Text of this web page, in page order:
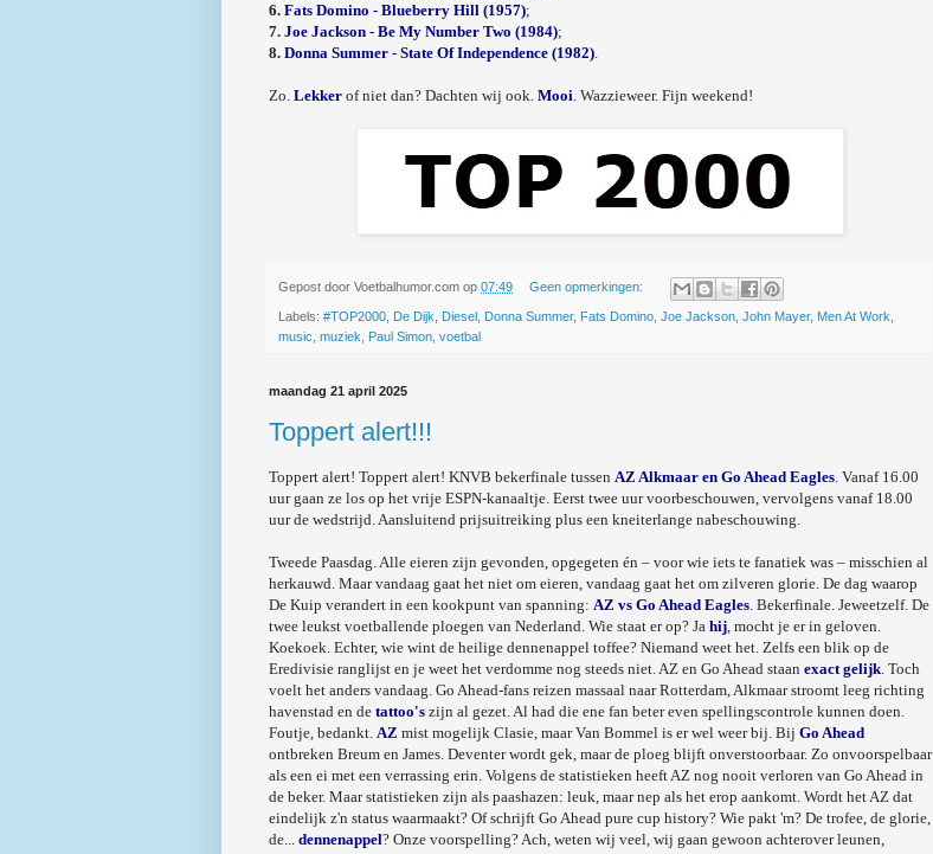
6. Fats Domino - Blueberry Hill (1957);
7. Joe Jackson - Be My Number Two (1984);
8. Donna Summer - State Of Independence (1982).
Zo. Lekker of niet dan? Dachten wij ook. Mooi. Wazzieweer. Fijn weekend!
Gepost door Voetbalhumor.com op 07:49 Geen opmerkingen:
Labels: #TOP2000 De Dijk Diesel Donna Summer, Fats Domino Joe Jackson John Mayer, Men At Work
music muziek Paul Simon voetbal
maandag 21 april 2025
Toppert alert!!!
Toppert alert! Toppert alert! KNVB bekerfinale tussen AZ Alkmaar en Go Ahead Eagles. Vanaf 16.00
uur gaan ze los op het vrije ESPN-kanaaltje. Eerst twee uur voorbeschouwen, vervolgens vanaf 18.00
uur de wedstrijd. Aansluitend prijsuitreiking plus een kneiterlange nabeschouwing.
Tweede Paasdag. Alle eieren zijn gevonden, opgegeten én – voor wie iets te fanatiek was – misschien al
herkauwd. Maar vandaag gaat het niet om eieren, vandaag gaat het om zilveren glorie. De dag waarop
De Kuip verandert in een kookpunt van spanning: AZ vs Go Ahead Eagles. Bekerfinale. Jeweetzelf. De
twee leukst voetballende ploegen van Nederland. Wie staat er op? Ja hij, mocht je er in geloven.
Koekoek. Echter, wie wint de heilige dennenappel toffee? Niemand weet het. Zelfs een blik op de
Eredivisie ranglijst en je weet het verdomme nog steeds niet. AZ en Go Ahead staan exact gelijk. Toch
voelt het anders vandaag. Go Ahead-fans reizen massaal naar Rotterdam, Alkmaar stroomt leeg richting
havenstad en de tattoo's zijn al gezet. Al had die ene fan beter even spellingscontrole kunnen doen.
Foutje, bedankt. AZ mist mogelijk Clasie, maar Van Bommel is er wel weer bij. Bij Go Ahead
ontbreken Breum en James. Deventer wordt gek, maar de ploeg blijft onverstoorbaar. Zo onvoorspelbaar
als een ei met een verrassing erin. Volgens de statistieken heeft AZ nog nooit verloren van Go Ahead in
de beker. Maar statistieken zijn als paashazen: leuk, maar nep als het erop aankomt. Wordt het AZ dat
eindelijk z'n status waarmaakt? Of schrijft Go Ahead pure cup history? Wie pakt 'm? De trofee, de glorie,
de... dennenappel? Onze voorspelling? Ach, weten wij veel, wij gaan gewoon achterover leunen,